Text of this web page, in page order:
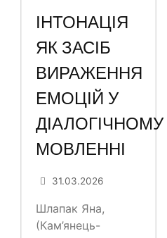
ІНТОНАЦІЯ
ЯК ЗАСІБ
ВИРАЖЕННЯ
ЕМОЦІЙ У
ДІАЛОГІЧНОМУ
МОВЛЕННІ
31.03.2026
Шлапак Яна,
(Кам’янець-